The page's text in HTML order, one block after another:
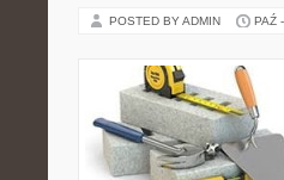
POSTED BY ADMIN PAŹ